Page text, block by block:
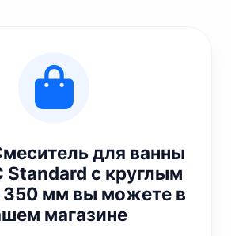
для ванны
Standard с круглым
350 мм вы можете в
магазине